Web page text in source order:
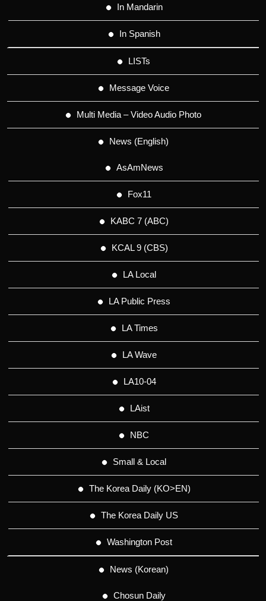
In Mandarin
In Spanish
LISTs
Message Voice
Multi Media – Video Audio Photo
News (English)
AsAmNews
Fox11
KABC 7 (ABC)
KCAL 9 (CBS)
LA Local
LA Public Press
LA Times
LA Wave
LA10-04
LAist
NBC
Small & Local
The Korea Daily (KO>EN)
The Korea Daily US
Washington Post
News (Korean)
Chosun Daily